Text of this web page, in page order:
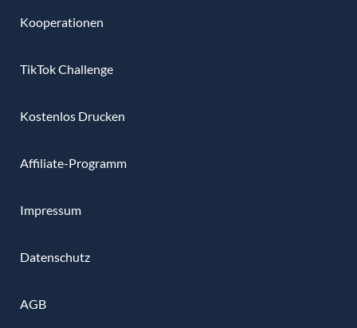
Kooperationen
TikTok Challenge
Kostenlos Drucken
Affiliate-Programm
Impressum
Datenschutz
AGB